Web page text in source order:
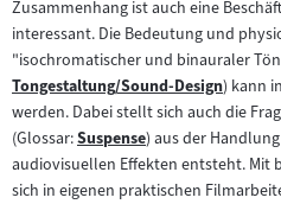
Zusammenhang ist auch eine
interessant. Die Bedeutung und
"isochromatischer und binauraler
Zum
Inhalt:
Tongestaltung/Sound-Design) kann
werden. Dabei stellt sich auch die
(Glossar:Zum
Inhalt:
Suspense) aus der
audiovisuellen Effekten entsteht. Mit
sich in eigenen praktischen